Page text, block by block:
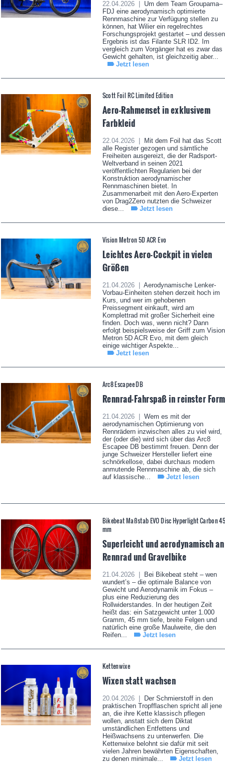
22.04.2026 |
Um dem Team Groupama–
FDJ eine aerodynamisch optimierte
Rennmaschine zur Verfügung stellen zu
können, hat Wilier ein regelrechtes
Forschungsprojekt gestartet – und dessen
Ergebnis ist das Filante SLR ID2. Im
vergleich zum Vorgänger hat es zwar das
Gewicht gehalten, ist gleichzeitig aber...
Jetzt lesen
Scott Foil RC Limited Edition
Aero-Rahmenset in exklusivem
Farbkleid
22.04.2026 |
Mit dem Foil hat das Scott
alle Register gezogen und sämtliche
Freiheiten ausgereizt, die der Radsport-
Weltverband in seinen 2021
veröffentlichten Regularien bei der
Konstruktion aerodynamischer
Rennmaschinen bietet. In
Zusammenarbeit mit den Aero-Experten
von Drag2Zero nutzten die Schweizer
diese...
Jetzt lesen
Vision Metron 5D ACR Evo
Leichtes Aero-Cockpit in vielen
Größen
21.04.2026 |
Aerodynamische Lenker-
Vorbau-Einheiten stehen derzeit hoch im
Kurs, und wer im gehobenen
Preissegment einkauft, wird am
Komplettrad mit großer Sicherheit eine
finden. Doch was, wenn nicht? Dann
erfolgt beispielsweise der Griff zum Vision
Metron 5D ACR Evo, mit dem gleich
einige wichtiger Aspekte...
Jetzt lesen
Arc8 Escapee DB
Rennrad-Fahrspaß in reinster Form
21.04.2026 |
Wem es mit der
aerodynamischen Optimierung von
Rennrädern inzwischen alles zu viel wird,
der (oder die) wird sich über das Arc8
Escapee DB bestimmt freuen. Denn der
junge Schweizer Hersteller liefert eine
schnörkellose, dabei durchaus modern
anmutende Rennmaschine ab, die sich
auf klassische...
Jetzt lesen
Bikebeat Maßstab EVO Disc Hyperlight Carbon
mm
Superleicht und aerodynamisch an
Rennrad und Gravelbike
21.04.2026 |
Bei Bikebeat steht – wen
wundert’s – die optimale Balance von
Gewicht und Aerodynamik im Fokus –
plus eine Reduzierung des
Rollwiderstandes. In der heutigen Zeit
heißt das: ein Satzgewicht unter 1.000
Gramm, 45 mm tiefe, breite Felgen und
natürlich eine große Maulweite, die den
Reifen...
Jetzt lesen
Kettenwixe
Wixen statt wachsen
20.04.2026 |
Der Schmierstoff in den
praktischen Tropfflaschen spricht all jene
an, die ihre Kette klassisch pflegen
wollen, anstatt sich dem Diktat
umständlichen Entfettens und
Heißwachsens zu unterwerfen. Die
Kettenwixe belohnt sie dafür mit seit
vielen Jahren bewährten Eigenschaften,
zu denen minimale...
Jetzt lesen